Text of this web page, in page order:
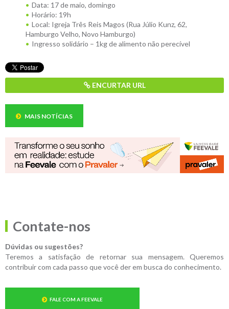
Data: 17 de maio, domingo
Horário: 19h
Local: Igreja Três Reis Magos (Rua Júlio Kunz, 62,
Hamburgo Velho, Novo Hamburgo)
Ingresso solidário – 1kg de alimento não perecível
ENCURTAR URL
MAIS NOTÍCIAS
Contate-nos
Dúvidas ou sugestões?
Teremos a satisfação de retornar sua mensagem. Queremos
contribuir com cada passo que você der em busca do conhecimento.
FALE COM A FEEVALE